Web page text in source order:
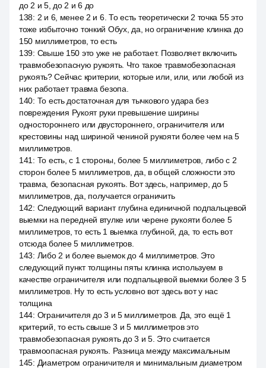
до 2 и 5, до 2 и 6 до
138: 2 и 6, менее 2 и 6. То есть теоретически 2 точка 55 это
тоже избыточно тонкий Обух, да, но ограничение клинка до
150 миллиметров, то есть
139: Свыше 150 это уже не работает. Позволяет включить
травмобезопасную рукоять. Что такое травмобезопасная
рукоять? Сейчас критерии, которые или, или, или любой из
них работает травма безопа.
140: То есть достаточная для тычкового удара без
повреждения Рукоят руки превышение ширины
одностороннего или двустороннего, ограничителя или
крестовины над шириной чениной рукояти более чем на 5
миллиметров.
141 : То есть, с 1 стороны, более 5 миллиметров, либо с 2
сторон более 5 миллиметров, да, в общей сложности это
травма, безопасная рукоять. Вот здесь, например, до 5
миллиметров, да, получается ограничить
142: Следующий вариант глубина единичной подпальцевой
выемки на передней втулке или черене рукояти более 5
миллиметров, то есть 1 выемка глубиной, да, то есть вот
отсюда более 5 миллиметров.
143: Либо 2 и более выемок до 4 миллиметров. Это
следующий пункт толщины пяты клинка используем в
качестве ограничителя или подпальцевой выемки более 3 5
миллиметров. Ну то есть условно вот здесь вот у нас
толщина
144: Ограничителя до 3 и 5 миллиметров. Да, это ещё 1
критерий, то есть свыше 3 и 5 миллиметров это
травмобезопасная рукоять до 3 и 5. Это считается
травмоопасная рукоять. Разница между максимальным
145: Диаметром ограничителя и минимальным диаметром